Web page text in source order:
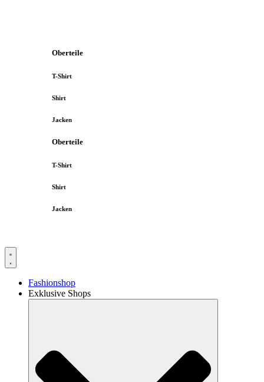
Oberteile
T-Shirt
Shirt
Jacken
Oberteile
T-Shirt
Shirt
Jacken
Fashionshop
Exklusive Shops